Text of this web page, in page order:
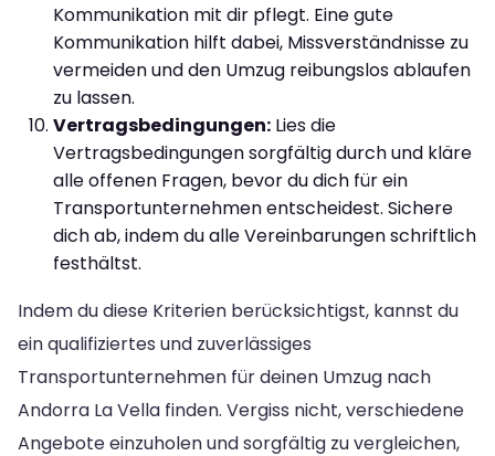
Kommunikation mit dir pflegt. Eine gute
Kommunikation hilft dabei, Missverständnisse zu
vermeiden und den Umzug reibungslos ablaufen
zu lassen.
Vertragsbedingungen: Lies die
Vertragsbedingungen sorgfältig durch und kläre
alle offenen Fragen, bevor du dich für ein
Transportunternehmen entscheidest. Sichere
dich ab, indem du alle Vereinbarungen schriftlich
festhältst.
Indem du diese Kriterien berücksichtigst, kannst du
ein qualifiziertes und zuverlässiges
Transportunternehmen für deinen Umzug nach
Andorra La Vella finden. Vergiss nicht, verschiedene
Angebote einzuholen und sorgfältig zu vergleichen,